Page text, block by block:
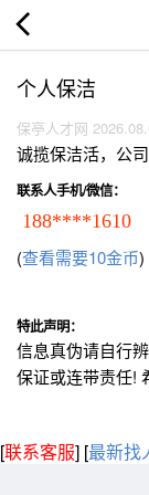
个人保洁
保亭人才网
诚揽保洁活，公
联系人手机/微信：
188****1610
(查看需要10金币)
特此声明：
信息真伪请自行
保证或连带责任!
[联系客服] [最新找